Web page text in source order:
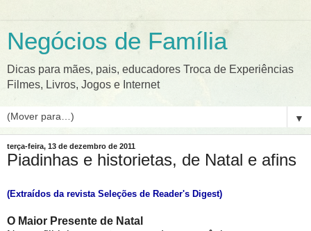
Negócios de Família
Dicas para mães, pais, educadores Troca de Experiências
Filmes, Livros, Jogos e Internet
▼
terça-feira, 13 de dezembro de 2011
Piadinhas e historietas, de Natal e afins
(Extraídos da revista Seleções de Reader's Digest)
O Maior Presente de Natal